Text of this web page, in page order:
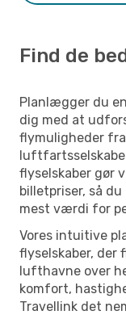
Find de
Planlægger du
dig med at
flymuligheder
flyselskaber gør
billetpriser, så
mest værdi for
Vores intuitive
flyselskaber, der
lufthavne over
komfort,
Travellink det